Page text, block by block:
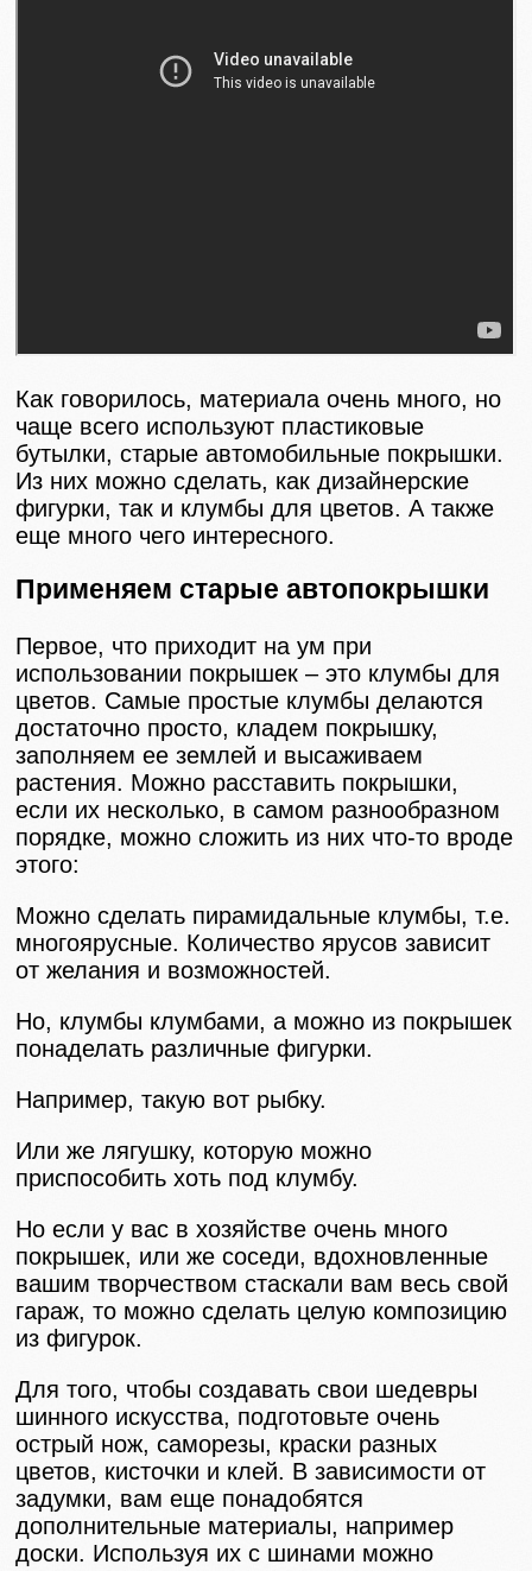
Как говорилось, материала очень много, но
чаще всего используют пластиковые
бутылки, старые автомобильные покрышки.
Из них можно сделать, как дизайнерские
фигурки, так и клумбы для цветов. А также
еще много чего интересного.
Применяем старые автопокрышки
Первое, что приходит на ум при
использовании покрышек – это клумбы для
цветов. Самые простые клумбы делаются
достаточно просто, кладем покрышку,
заполняем ее землей и высаживаем
растения. Можно расставить покрышки,
если их несколько, в самом разнообразном
порядке, можно сложить из них что-то вроде
этого:
Можно сделать пирамидальные клумбы, т.е.
многоярусные. Количество ярусов зависит
от желания и возможностей.
Но, клумбы клумбами, а можно из покрышек
понаделать различные фигурки.
Например, такую вот рыбку.
Или же лягушку, которую можно
приспособить хоть под клумбу.
Но если у вас в хозяйстве очень много
покрышек, или же соседи, вдохновленные
вашим творчеством стаскали вам весь свой
гараж, то можно сделать целую композицию
из фигурок.
Для того, чтобы создавать свои шедевры
шинного искусства, подготовьте очень
острый нож, саморезы, краски разных
цветов, кисточки и клей. В зависимости от
задумки, вам еще понадобятся
дополнительные материалы, например
доски. Используя их с шинами можно